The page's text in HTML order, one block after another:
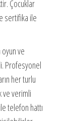
Çocuklar
sertifika ile
ve
Profesyonel
her turlu
ve verimli
telefon hattı